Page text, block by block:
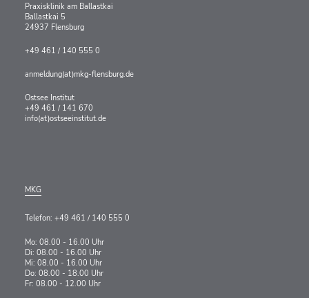
Praxisklinik am Ballastkai
Ballastkai 5
24937 Flensburg
+49 461 / 140 555 0
anmeldung(at)mkg-flensburg.de
Ostsee Institut
+49 461 / 141 670
info(at)ostseeinstitut.de
MKG
Telefon: +49 461 / 140 555 0
Mo: 08.00 - 16.00 Uhr
Di: 08.00 - 16.00 Uhr
Mi: 08.00 - 16.00 Uhr
Do: 08.00 - 18.00 Uhr
Fr: 08.00 - 12.00 Uhr